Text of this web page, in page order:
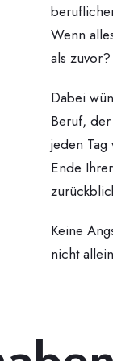
Wenn
als zuvor?
Dabei
Beruf,
jeden
Ende
Keine
nicht